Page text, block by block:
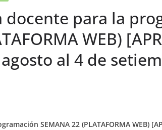
docente para la
WEB)
al 4 de
SEMANA 22 (PLATAFORMA WEB)